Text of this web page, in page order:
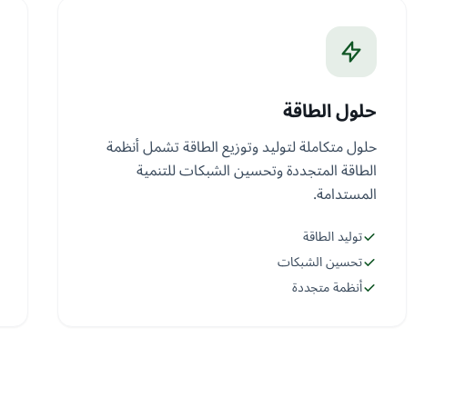
حلول الطاقة
حلول متكاملة لتوليد وتوزيع الطاقة تشمل أنظمة
الطاقة المتجددة وتحسين الشبكات للتنمية
المستدامة.
توليد الطاقة
تحسين الشبكات
أنظمة متجددة